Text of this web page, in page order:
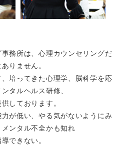
務所は、心理カウンセリングだ
りません。
培ってきた心理学、脳科学を応
タルヘルス研修、
しております。
が低い、やる気がないようにみ
ンタル不全かも知れ
できない。